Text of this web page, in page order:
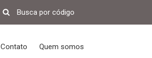
Contato Quem somos